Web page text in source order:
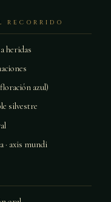
RECORRIDO
heridas
azul)
silvestre
· axis mundi